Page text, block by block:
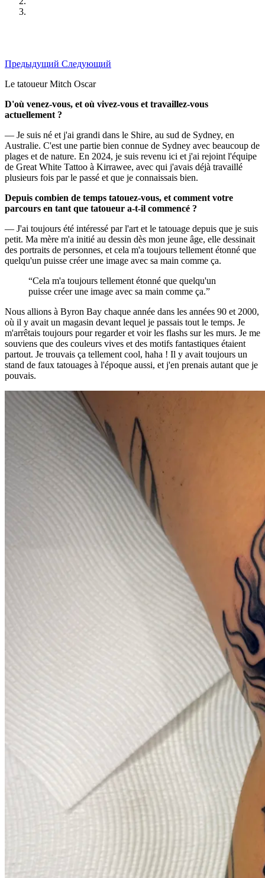
Предыдущий Следующий
Le tatoueur Mitch Oscar
D'où venez-vous, et où vivez-vous et travaillez-vous
actuellement ?
— Je suis né et j'ai grandi dans le Shire, au sud de Sydney, en
Australie. C'est une partie bien connue de Sydney avec beaucoup de
plages et de nature. En 2024, je suis revenu ici et j'ai rejoint l'équipe
de Great White Tattoo à Kirrawee, avec qui j'avais déjà travaillé
plusieurs fois par le passé et que je connaissais bien.
Depuis combien de temps tatouez-vous, et comment votre
parcours en tant que tatoueur a-t-il commencé ?
— J'ai toujours été intéressé par l'art et le tatouage depuis que je suis
petit. Ma mère m'a initié au dessin dès mon jeune âge, elle dessinait
des portraits de personnes, et cela m'a toujours tellement étonné que
quelqu'un puisse créer une image avec sa main comme ça.
“Cela m'a toujours tellement étonné que quelqu'un
puisse créer une image avec sa main comme ça.”
Nous allions à Byron Bay chaque année dans les années 90 et 2000,
où il y avait un magasin devant lequel je passais tout le temps. Je
m'arrêtais toujours pour regarder et voir les flashs sur les murs. Je me
souviens que des couleurs vives et des motifs fantastiques étaient
partout. Je trouvais ça tellement cool, haha ! Il y avait toujours un
stand de faux tatouages à l'époque aussi, et j'en prenais autant que je
pouvais.